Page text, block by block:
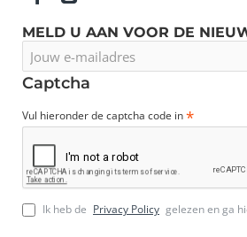
MELD U AAN VOOR DE
e-
mailadres
Captcha
Vul hieronder de captcha code in
Ik heb de Privacy Policy gelezen en ga